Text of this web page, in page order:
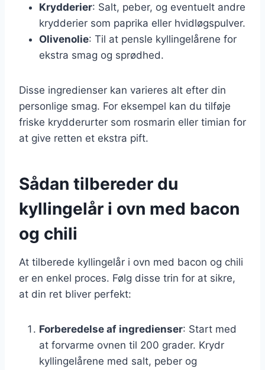
Krydderier: Salt, peber, og eventuelt andre
krydderier som paprika eller hvidløgspulver.
Olivenolie: Til at pensle kyllingelårene for
ekstra smag og sprødhed.
Disse ingredienser kan varieres alt efter din
personlige smag. For eksempel kan du tilføje
friske krydderurter som rosmarin eller timian for
at give retten et ekstra pift.
Sådan tilbereder du
kyllingelår i ovn med bacon
og chili
At tilberede kyllingelår i ovn med bacon og chili
er en enkel proces. Følg disse trin for at sikre,
at din ret bliver perfekt:
Forberedelse af ingredienser: Start med
at forvarme ovnen til 200 grader. Krydr
kyllingelårene med salt, peber og